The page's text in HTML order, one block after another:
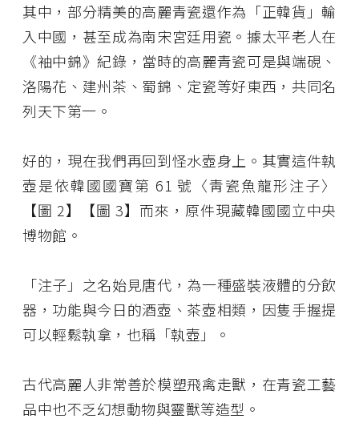
其中，部分精美的高麗青瓷還作為「正韓貨」輸
入中國，甚至成為南宋宮廷用瓷。據太平老人在
《袖中錦》紀錄，當時的高麗青瓷可是與端硯、
洛陽花、建州茶、蜀錦、定瓷等好東西，共同名
列天下第一。
好的，現在我們再回到怪水壺身上。其實這件執
壺是依韓國國寶第 61 號〈靑瓷魚龍形注子〉
【圖 2】【圖 3】而來，原件現藏韓國國立中央
博物館。
「注子」之名始見唐代，為一種盛裝液體的分飲
器，功能與今日的酒壺、茶壺相類，因隻手握提
可以輕鬆執拿，也稱「執壺」。
古代高麗人非常善於模塑飛禽走獸，在青瓷工藝
品中也不乏幻想動物與靈獸等造型。